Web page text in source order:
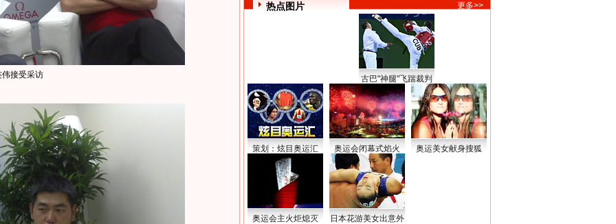
伟接受采访
热点图片 更多>>
古巴"神腿"飞踹裁判
策划：炫目奥运汇 奥运会闭幕式焰火 奥运美女献身搜狐
奥运会主火炬熄灭 日本花游美女出意外